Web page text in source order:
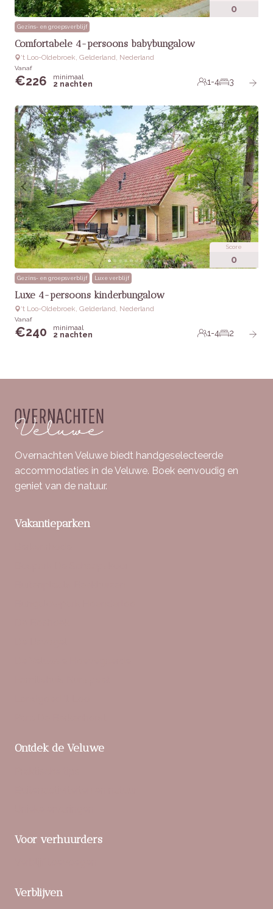
0
Gezins- en groepsverblijf
Comfortabele 4-persoons babybungalow
‘t Loo-Oldebroek, Gelderland, Nederland
Vanaf
€226
minimaal
2 nachten
1-4 3
Score
0
Gezins- en groepsverblijf Luxe verblijf
Luxe 4-persoons kinderbungalow
‘t Loo-Oldebroek, Gelderland, Nederland
Vanaf
€240
minimaal
2 nachten
1-4 2
Overnachten Veluwe biedt handgeselecteerde
accommodaties in de Veluwe. Boek eenvoudig en
geniet van de natuur.
Vakantieparken
Ontdek de Veluwe
Voor verhuurders
Verblijven